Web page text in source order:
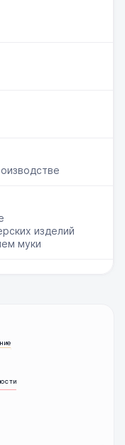
изделий
муки